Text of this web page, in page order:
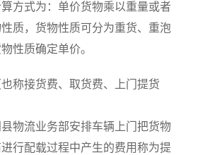
方式为：单价货物乘以重量或者
质，货物性质可分为重货、重泡
性质确定单价。
称接货费、取货费、上门提货
物流业务部安排车辆上门把货物
行配载过程中产生的费用称为提